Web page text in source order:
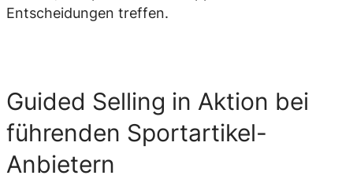
Entscheidungen treffen.
Guided Selling in Aktion bei
führenden Sportartikel-
Anbietern